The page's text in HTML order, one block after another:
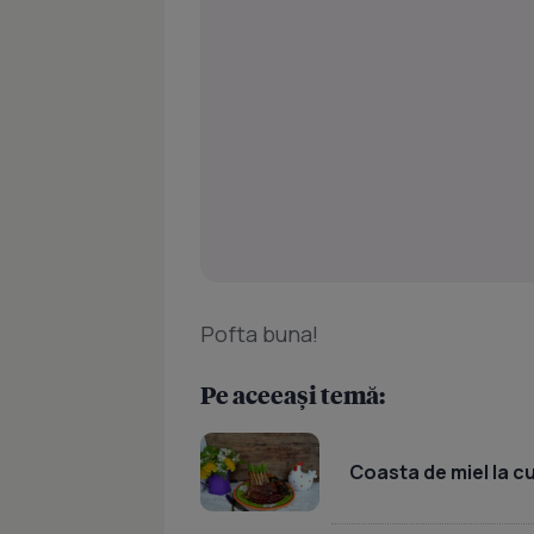
Pofta buna!
Pe aceeași temă:
Coasta de miel la